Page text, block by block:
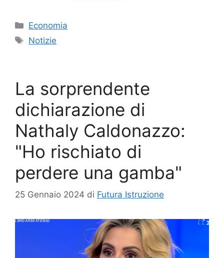
Categorie
Economia
Tag
Notizie
La sorprendente
dichiarazione di
Nathaly Caldonazzo:
"Ho rischiato di
perdere una gamba"
25 Gennaio 2024 di Futura Istruzione